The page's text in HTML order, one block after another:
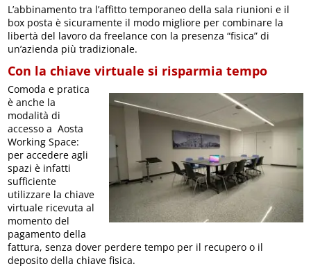
L’abbinamento tra l’affitto temporaneo della sala riunioni e il
box posta è sicuramente il modo migliore per combinare la
libertà del lavoro da freelance con la presenza “fisica” di
un’azienda più tradizionale.
Con la chiave virtuale si risparmia tempo
Comoda e pratica
è anche la
modalità di
accesso a Aosta
Working Space:
per accedere agli
spazi è infatti
sufficiente
utilizzare la chiave
virtuale ricevuta al
momento del
pagamento della
fattura, senza dover perdere tempo per il recupero o il
deposito della chiave fisica.